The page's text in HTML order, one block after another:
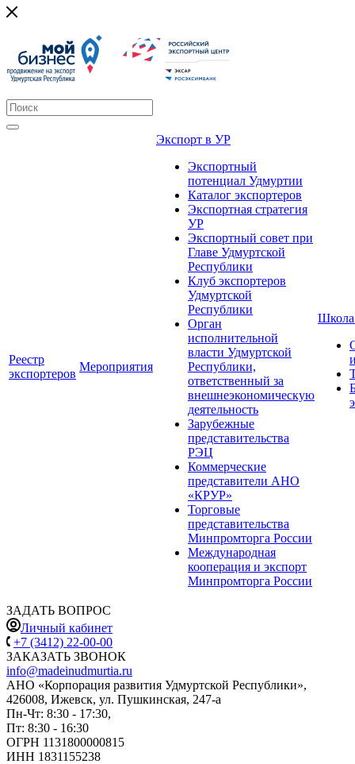
Реестр
экспортеров
Мероприятия
Экспорт в УР
Экспортный
потенциал Удмуртии
Каталог экспортеров
Экспортная стратегия
УР
Экспортный совет при
Главе Удмуртской
Республики
Клуб экспортеров
Удмуртской
Республики
Орган
исполнительной
власти Удмуртской
Республики,
ответственный за
внешнеэкономическую
деятельность
Зарубежные
представительства
РЭЦ
Коммерческие
представители АНО
«КРУР»
Торговые
представительства
Минпромторга России
Международная
кооперация и экспорт
Минпромторга России
Школа
ЗАДАТЬ ВОПРОС
Личный кабинет
+7 (3412) 22-00-00
ЗАКАЗАТЬ ЗВОНОК
info@madeinudmurtia.ru
АНО «Корпорация развития Удмуртской Республики»,
426008, Ижевск, ул. Пушкинская, 247-а
Пн-Чт: 8:30 - 17:30,
Пт: 8:30 - 16:30
ОГРН 1131800000815
ИНН 1831155238